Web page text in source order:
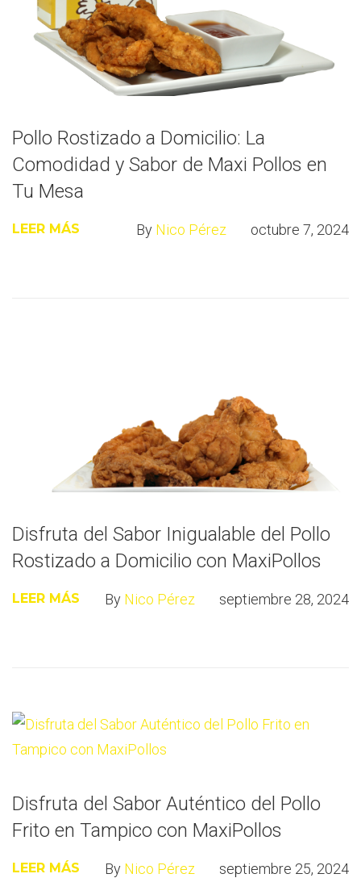
Pollo Rostizado a Domicilio: La
Comodidad y Sabor de Maxi Pollos en
Tu Mesa
LEER MÁS By Nico Pérez octubre 7, 2024
Disfruta del Sabor Inigualable del Pollo
Rostizado a Domicilio con MaxiPollos
LEER MÁS By Nico Pérez septiembre 28, 2024
Disfruta del Sabor Auténtico del Pollo
Frito en Tampico con MaxiPollos
LEER MÁS By Nico Pérez septiembre 25, 2024